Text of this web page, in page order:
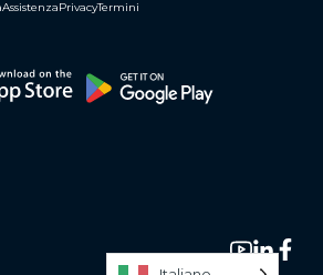
AssistenzaPrivacyTermini